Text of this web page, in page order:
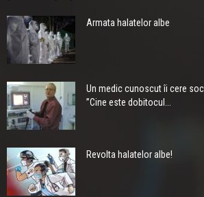
Armata halatelor albe
Un medic cunoscut îi cere
”Cine este dobitocul...
Revolta halatelor albe!